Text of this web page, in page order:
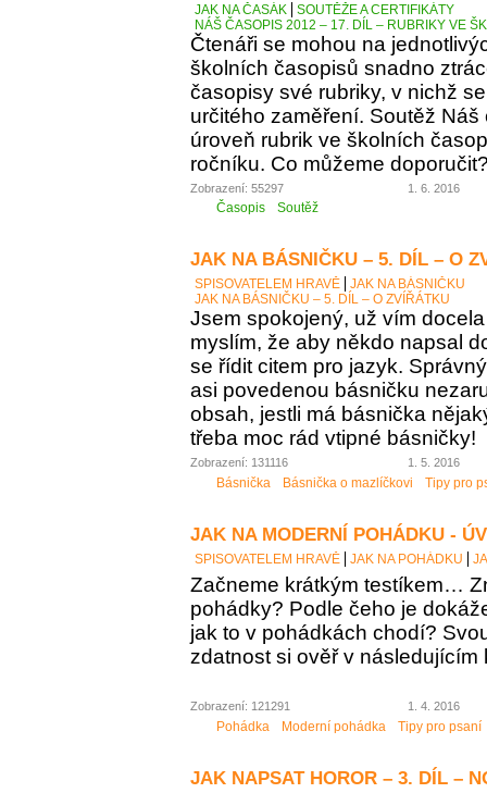
JAK NA ČASÁK
SOUTĚŽE A CERTIFIKÁTY
NÁŠ ČASOPIS 2012 – 17. DÍL – RUBRIKY VE
Čtenáři se mohou na
školních časopisů snadno
časopisy své rubriky, v nichž
určitého zaměření. Soutěž
úroveň rubrik ve školních
ročníku. Co můžeme
Zobrazení: 55297 1. 6. 2016
Časopis Soutěž
JAK NA BÁSNIČKU – 5. DÍL – O
SPISOVATELEM HRAVĚ
JAK NA BÁSNIČKU
JAK NA BÁSNIČKU – 5. DÍL – O ZVÍŘÁTKU
Jsem spokojený, už vím
myslím, že aby někdo napsal
se řídit citem pro jazyk.
asi povedenou básničku
obsah, jestli má básnička
třeba moc rád vtipné básničky!
Zobrazení: 131116 1. 5. 2016
Básnička Básnička o mazlíčkovi Tipy pro
JAK NA MODERNÍ POHÁDKU -
SPISOVATELEM HRAVĚ JAK NA POHÁDKU
Začneme krátkým testíkem…
pohádky? Podle čeho je
jak to v pohádkách chodí?
zdatnost si ověř v následujícím
Zobrazení: 121291 1. 4. 2016
Pohádka Moderní pohádka Tipy pro psaní
JAK NAPSAT HOROR – 3. DÍL –